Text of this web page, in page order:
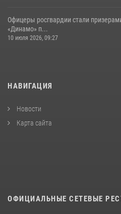
Офицеры росгвардии стали
«Динамо» п...
10 июля 2026, 09:27
НАВИГАЦИЯ
Новости
Карта сайта
ОФИЦИАЛЬНЫЕ СЕТЕВЫЕ